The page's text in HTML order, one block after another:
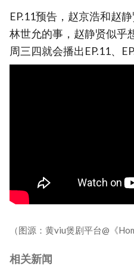
EP.11预告，赵京浩和赵
林世允的事，赵静贤似乎
周三四就会播出EP.11、
（图源：黄viu煲剧平台@《
相关新闻